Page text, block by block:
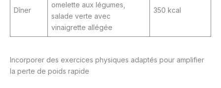
Dîner
omelette aux légumes,
salade verte avec
vinaigrette allégée
350 kcal
Incorporer des exercices physiques adaptés pour amplifier
la perte de poids rapide